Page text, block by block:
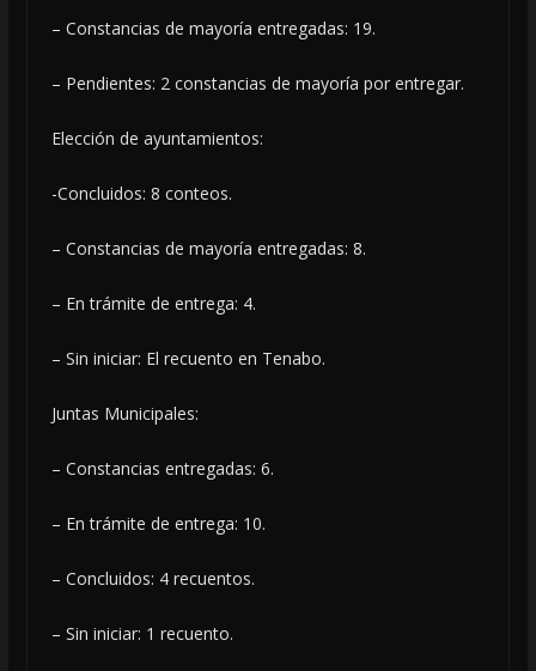
– Constancias de mayoría entregadas: 19.
– Pendientes: 2 constancias de mayoría por entregar.
Elección de ayuntamientos:
-Concluidos: 8 conteos.
– Constancias de mayoría entregadas: 8.
– En trámite de entrega: 4.
– Sin iniciar: El recuento en Tenabo.
Juntas Municipales:
– Constancias entregadas: 6.
– En trámite de entrega: 10.
– Concluidos: 4 recuentos.
– Sin iniciar: 1 recuento.